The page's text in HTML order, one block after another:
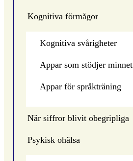
Kognitiva förmågor
Kognitiva svårigheter
Appar som stödjer minnet
Appar för språkträning
När siffror blivit obegripliga
Psykisk ohälsa